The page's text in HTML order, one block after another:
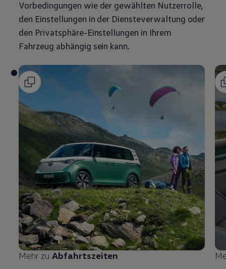
Vorbedingungen wie der gewählten Nutzerrolle,
den Einstellungen in der Diensteverwaltung oder
den Privatsphäre-Einstellungen in Ihrem
Fahrzeug abhängig sein kann.
Mehr zu Abfahrtszeiten